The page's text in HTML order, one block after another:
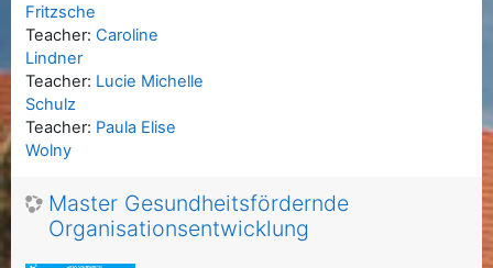
Fritzsche
Teacher: Caroline
Lindner
Teacher: Lucie Michelle
Schulz
Teacher: Paula Elise
Wolny
Master Gesundheitsfördernde
Organisationsentwicklung